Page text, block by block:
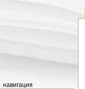
навигация